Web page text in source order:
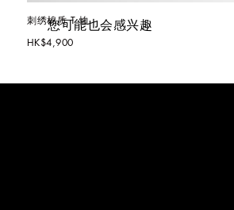
刺绣棉质 T 恤
HK$4,900
您可能也会感兴趣